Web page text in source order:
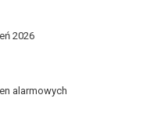
2026
alarmowych